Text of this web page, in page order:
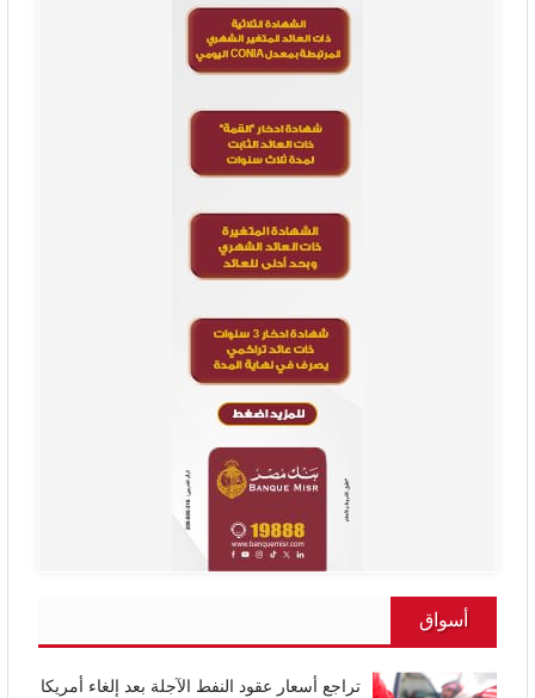
أسواق
تراجع أسعار عقود النفط الآجلة بعد إلغاء أمريكا